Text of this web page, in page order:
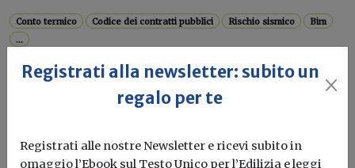
Conto termico Codice dei contratti pubblici Rischio sismico
Bim
...
per gli incentivi: cosa cambia dal 2026
Registrati alla newsletter: subito un
regalo per te
Registrati alle nostre Newsletter e ricevi subito in
omaggio l’Ebook sul Testo Unico per l’Edilizia e leggi